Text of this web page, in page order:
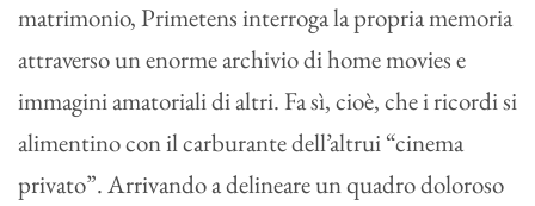
matrimonio, Primetens interroga la propria memoria
attraverso un enorme archivio di home movies e
immagini amatoriali di altri. Fa sì, cioè, che i ricordi si
alimentino con il carburante dell’altrui “cinema
privato”. Arrivando a delineare un quadro doloroso